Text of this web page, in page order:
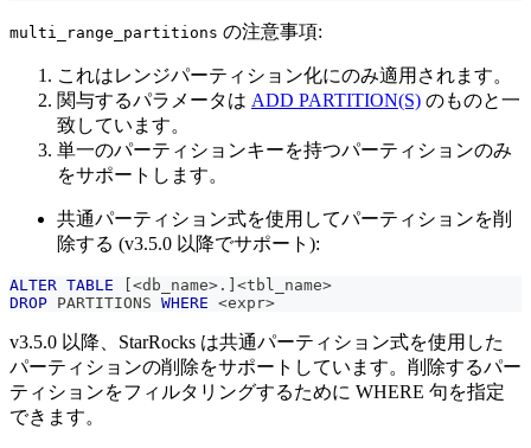
multi_range_partitions の注意事項:
これはレンジパーティション化にのみ適用されます。
関与するパラメータは ADD PARTITION(S) のものと一
致しています。
単一のパーティションキーを持つパーティションのみ
をサポートします。
共通パーティション式を使用してパーティションを削
除する (v3.5.0 以降でサポート):
ALTER TABLE [<db_name> . ] <tbl_name>
DROP PARTITIONS WHERE <expr>
v3.5.0 以降、StarRocks は共通パーティション式を使用した
パーティションの削除をサポートしています。削除するパー
ティションをフィルタリングするために WHERE 句を指定
できます。